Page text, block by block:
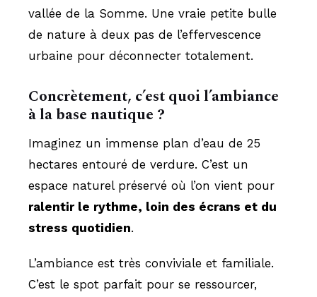
vallée de la Somme. Une vraie petite bulle
de nature à deux pas de l’effervescence
urbaine pour déconnecter totalement.
Concrètement, c’est quoi l’ambiance
à la base nautique ?
Imaginez un immense plan d’eau de 25
hectares entouré de verdure. C’est un
espace naturel préservé où l’on vient pour
ralentir le rythme, loin des écrans et du
stress quotidien.
L’ambiance est très conviviale et familiale.
C’est le spot parfait pour se ressourcer,